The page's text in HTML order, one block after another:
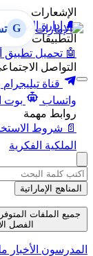
الإشعارات
🔔 إدارة الإشعارات
التطبيقات
🤖 تحميل تطبيق
التواصل
قناة تيليجرام
واتساب
بوت
روابط مهمة
📄 شروط
الملكية الفكرية
G
المناهج الإماراتية
جميع الملفات
الفصل
المدرسون الأخبار